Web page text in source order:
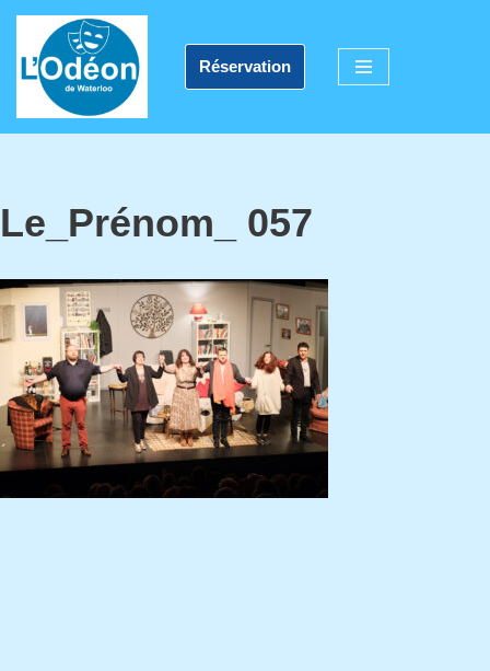
Aller
au
contenu
Réservation
Le_Prénom_ 057